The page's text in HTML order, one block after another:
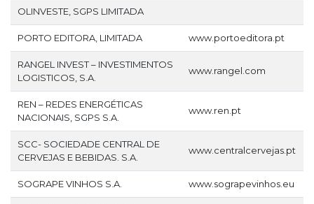
OLINVESTE, SGPS LIMITADA
PORTO EDITORA, LIMITADA www.portoeditora.pt
RANGEL INVEST – INVESTIMENTOS
LOGISTICOS, S.A.
www.rangel.com
REN – REDES ENERGÉTICAS
NACIONAIS, SGPS S.A.
www.ren.pt
SCC- SOCIEDADE CENTRAL DE
CERVEJAS E BEBIDAS. S.A.
www.centralcervejas.pt
SOGRAPE VINHOS S.A. www.sograpevinhos.eu